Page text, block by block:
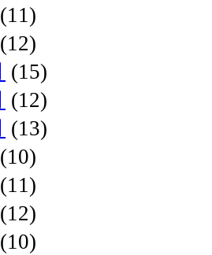
(11)
(12)
(15)
(12)
(13)
(10)
(11)
(12)
(10)